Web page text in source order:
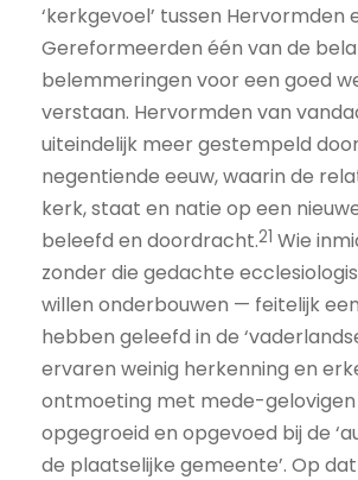
‘kerkgevoel’ tussen Hervormden
Gereformeerden één van de
belemmeringen voor een goed
verstaan. Hervormden van
uiteindelijk meer gestempeld
negentiende eeuw, waarin de
kerk, staat en natie op een
beleefd en doordracht.21 Wie
zonder die gedachte
willen onderbouwen — feitelijk
hebben geleefd in de
ervaren weinig herkenning en
ontmoeting met mede-gelovigen
opgegroeid en opgevoed bij de
de plaatselijke gemeente’. Op